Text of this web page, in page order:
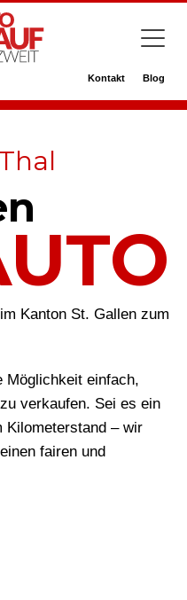
Kontakt Blog
Kanton St. Gallen zum
Möglichkeit einfach,
verkaufen. Sei es ein
Kilometerstand – wir
einen fairen und